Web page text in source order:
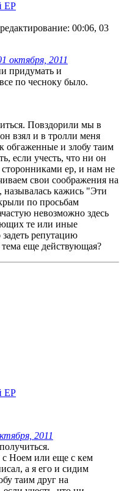
ЕР
: 00:06, 03
октября, 2011
придумать и
по чесноку было.
Повздорили мы в
взял и в тролли меня
обгаженные и злобу таим
если учесть, что ни он
ер, и нам не
свои соображения на
кажись "Эти
по просьбам
невозможно здесь
те или иные
репутацию
еще действующая?
ЕР
2011
Ноем или еще с кем
а я его и сидим
таим друг на